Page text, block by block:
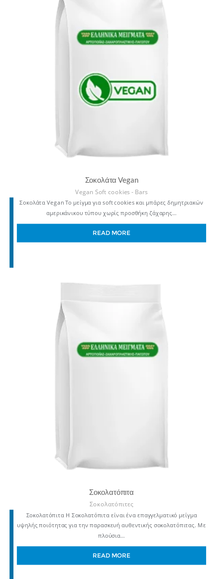
Σοκολάτα Vegan
Vegan Soft cookies - Bars
Σοκολάτα Vegan Το μείγμα για soft cookies και μπάρες δημητριακών
αμερικάνικου τύπου χωρίς προσθήκη ζάχαρης…
READ MORE
Σοκολατόπιτα
Σοκολατόπιτες
Σοκολατόπιτα Η Σοκολατόπιτα είναι ένα επαγγελματικό μείγμα
υψηλής ποιότητας για την παρασκευή αυθεντικής σοκολατόπιτας. Με
πλούσια…
READ MORE